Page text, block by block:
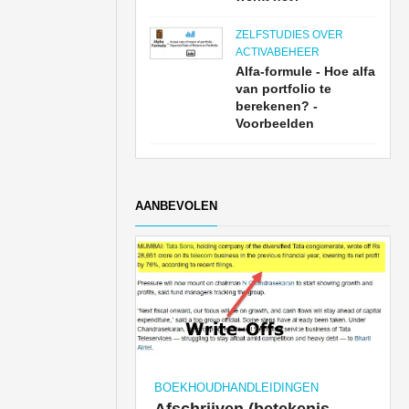
ZELFSTUDIES OVER
ACTIVABEHEER
Alfa-formule - Hoe alfa
van portfolio te
berekenen? -
Voorbeelden
AANBEVOLEN
BOEKHOUDHANDLEIDINGEN